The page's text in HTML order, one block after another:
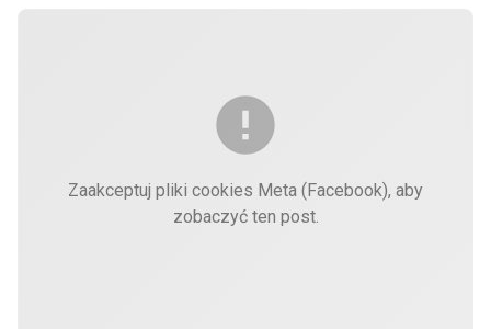
Zaakceptuj pliki cookies Meta (Facebook), aby
zobaczyć ten post.